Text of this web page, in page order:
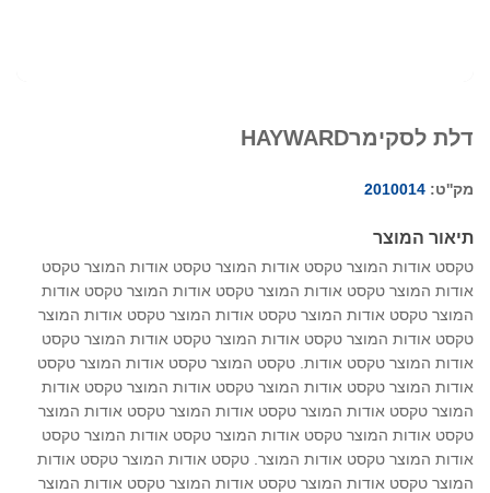
דלת לסקימרHAYWARD
מק''ט: 2010014
תיאור המוצר
טקסט אודות המוצר טקסט אודות המוצר טקסט אודות המוצר טקסט
אודות המוצר טקסט אודות המוצר טקסט אודות המוצר טקסט אודות
המוצר טקסט אודות המוצר טקסט אודות המוצר טקסט אודות המוצר
טקסט אודות המוצר טקסט אודות המוצר טקסט אודות המוצר טקסט
אודות המוצר טקסט אודות. טקסט המוצר טקסט אודות המוצר טקסט
אודות המוצר טקסט אודות המוצר טקסט אודות המוצר טקסט אודות
המוצר טקסט אודות המוצר טקסט אודות המוצר טקסט אודות המוצר
טקסט אודות המוצר טקסט אודות המוצר טקסט אודות המוצר טקסט
אודות המוצר טקסט אודות המוצר. טקסט אודות המוצר טקסט אודות
המוצר טקסט אודות המוצר טקסט אודות המוצר טקסט אודות המוצר